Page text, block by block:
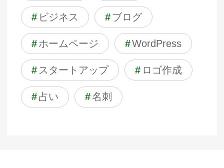
# ビジネス # ブログ
#ホームページ #WordPress
# スタートアップ # ロゴ作成
#占い #名刺